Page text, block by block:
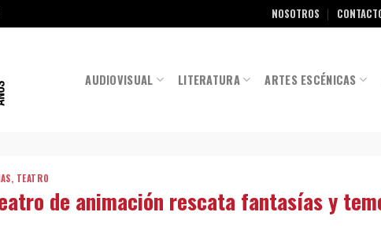
NOSOTROS
AUDIOVISUAL LITERATURA ARTES ESCÉNICAS
, TEATRO
de animación rescata fantasías y